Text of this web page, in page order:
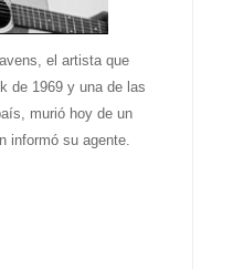
el artista que
de 1969 y una de las
murió hoy de un
informó su agente.